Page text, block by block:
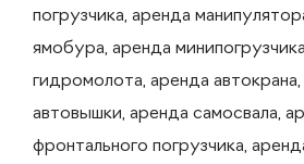
погрузчика, аренда
ямобура, аренда
гидромолота, аренда
автовышки, аренда самосвала,
фронтального погрузчика,